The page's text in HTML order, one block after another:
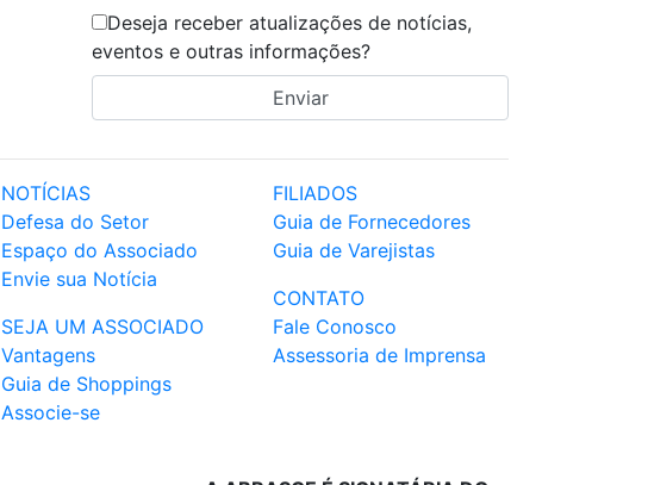
Deseja receber atualizações de notícias,
eventos e outras informações?
NOTÍCIAS
Defesa do Setor
Espaço do Associado
Envie sua Notícia
SEJA UM ASSOCIADO
Vantagens
Guia de Shoppings
Associe-se
FILIADOS
Guia de Fornecedores
Guia de Varejistas
CONTATO
Fale Conosco
Assessoria de Imprensa